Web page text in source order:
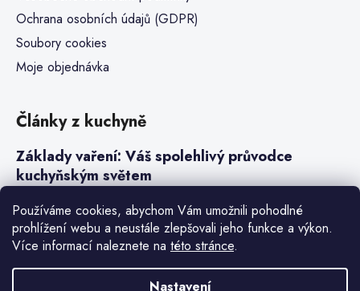
Používáme cookies, abychom Vám umožnili pohodlné
prohlížení webu a neustále zlepšovali jeho funkce a výkon.
Více informací naleznete na této stránce.
Nastavení
Ochrana osobních údajů (GDPR)
Soubory cookies
Moje objednávka
Články z kuchyně
Základy vaření: Váš spolehlivý průvodce
kuchyňským světem
Steaky a sous-vide vaření
Jak vařit v tlakovém hrnci neboli papiňáku